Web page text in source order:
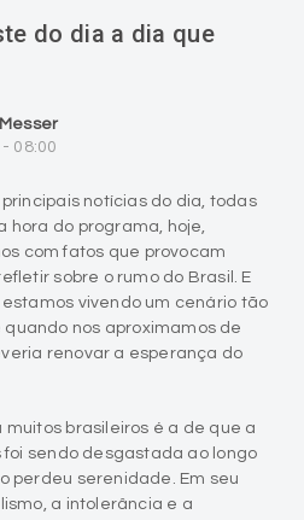
do dia a dia que
08:00
notícias do dia, todas
hora do programa, hoje,
com fatos que provocam
sobre o rumo do Brasil. E
vivendo um cenário tão
nos aproximamos de
renovar a esperança do
brasileiros é a de que a
sendo desgastada ao longo
perdeu serenidade. Em seu
a intolerância e a